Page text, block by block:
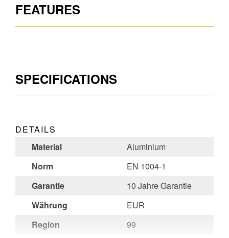
FEATURES
SPECIFICATIONS
DETAILS
Material
Aluminium
Norm
EN 1004-1
Garantie
10 Jahre Garantie
Währung
EUR
Region
99